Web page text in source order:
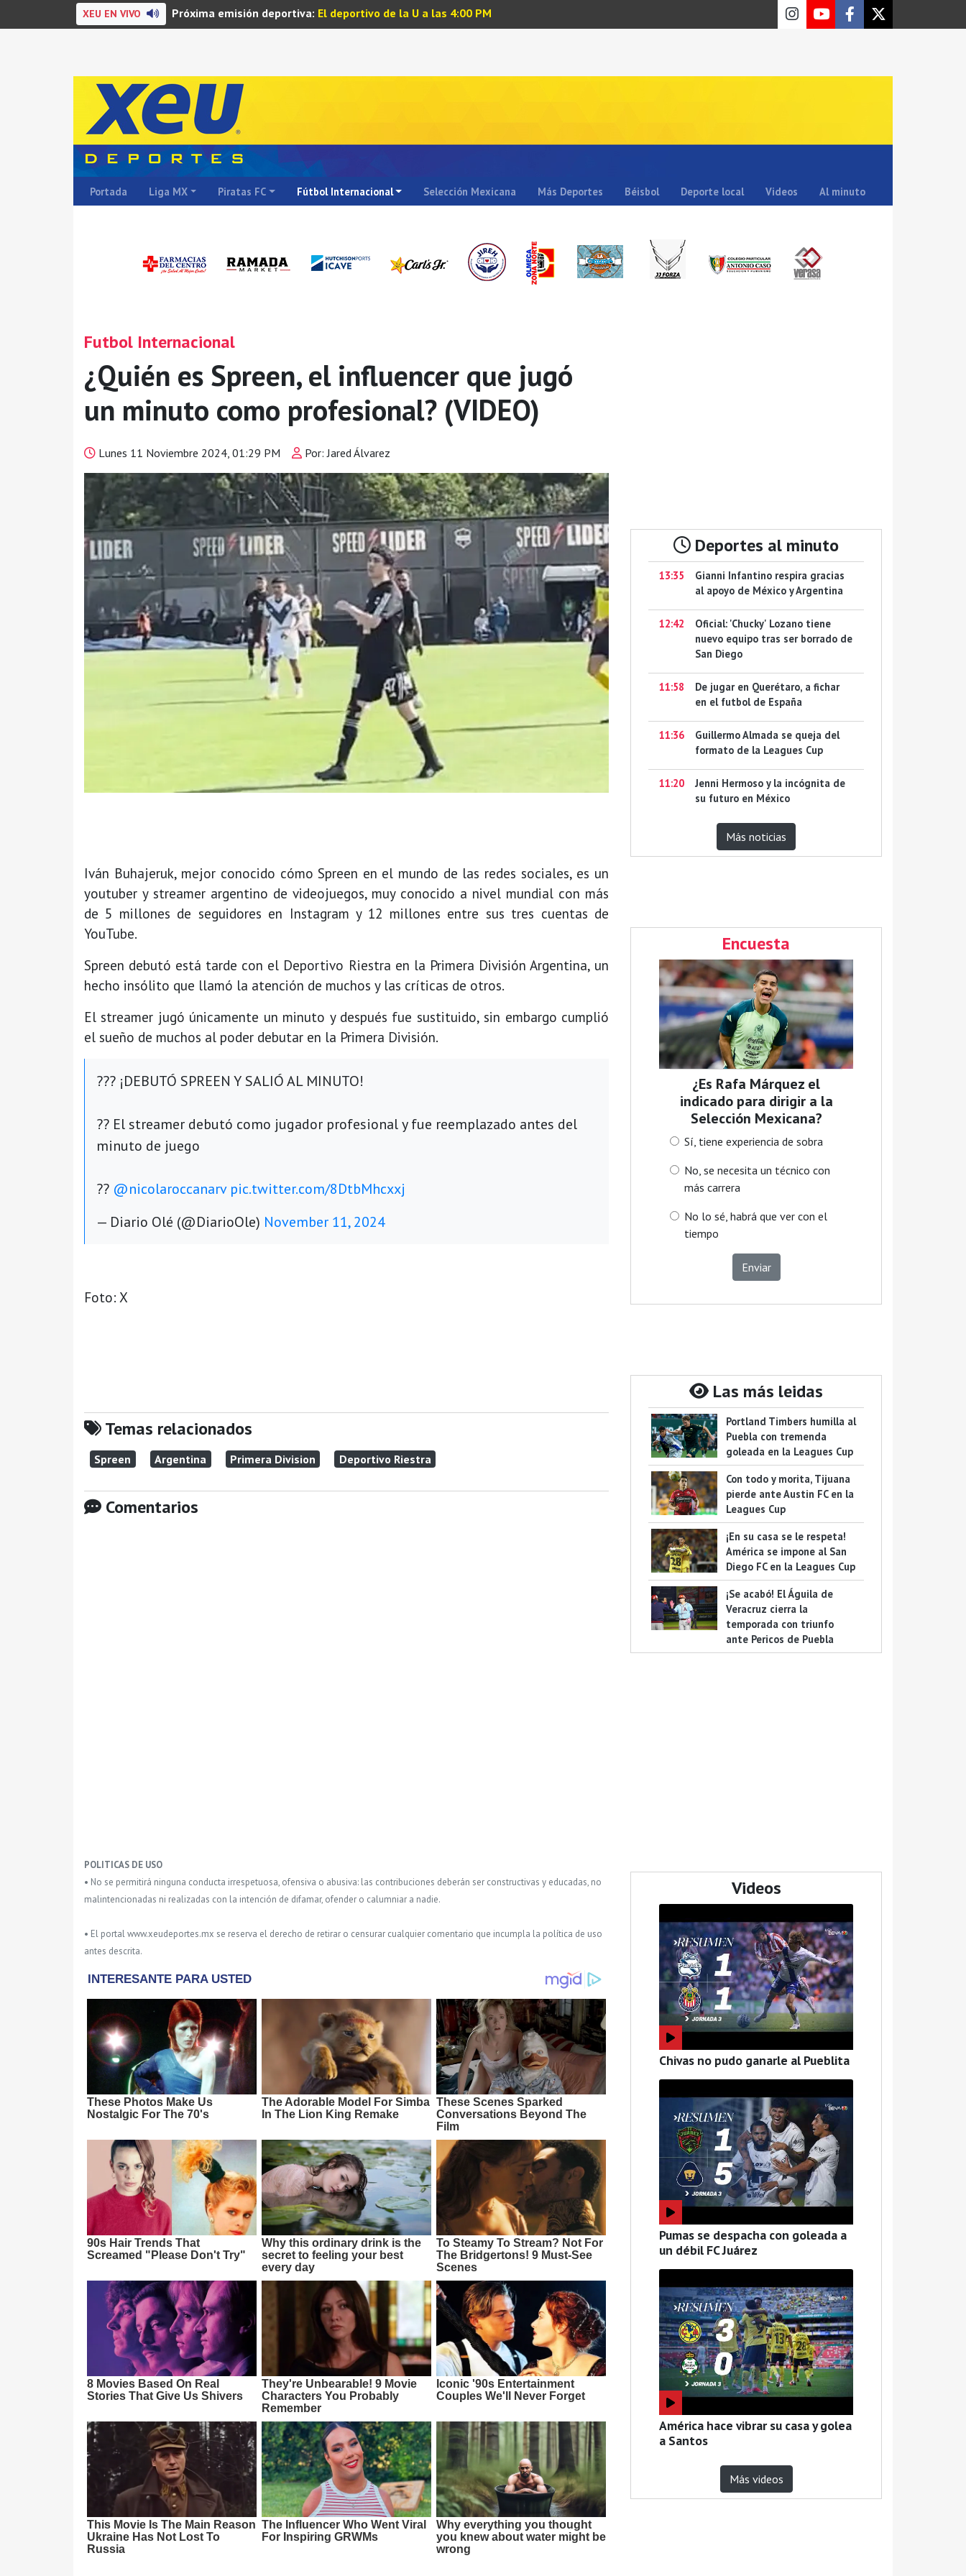
XEU EN VIVO Próxima emisión deportiva: El deportivo de la U a las 4:00 PM
Portada Liga MX Piratas FC Fútbol Internacional Selección Mexicana Más Deportes Béisbol Deporte local Videos Al minuto
Futbol Internacional
¿Quién es Spreen, el influencer que jugó
un minuto como profesional? (VIDEO)
Lunes 11 Noviembre 2024, 01:29 PM Por: Jared Álvarez
Iván Buhajeruk, mejor conocido cómo Spreen en el mundo de las redes sociales, es un
youtuber y streamer argentino de videojuegos, muy conocido a nivel mundial con más
de 5 millones de seguidores en Instagram y 12 millones entre sus tres cuentas de
YouTube.
Spreen debutó está tarde con el Deportivo Riestra en la Primera División Argentina, un
hecho insólito que llamó la atención de muchos y las críticas de otros.
El streamer jugó únicamente un minuto y después fue sustituido, sin embargo cumplió
el sueño de muchos al poder debutar en la Primera División.
??? ¡DEBUTÓ SPREEN Y SALIÓ AL MINUTO!
?? El streamer debutó como jugador profesional y fue reemplazado antes del
minuto de juego
?? @nicolaroccanarv pic.twitter.com/8DtbMhcxxj
— Diario Olé (@DiarioOle) November 11, 2024
Foto: X
Temas relacionados
Spreen Argentina Primera Division Deportivo Riestra
Comentarios
POLITICAS DE USO
• No se permitirá ninguna conducta irrespetuosa, ofensiva o abusiva: las contribuciones deberán ser constructivas y educadas, no
malintencionadas ni realizadas con la intención de difamar, ofender o calumniar a nadie.
• El portal www.xeudeportes.mx se reserva el derecho de retirar o censurar cualquier comentario que incumpla la política de uso
antes descrita.
Deportes al minuto
13:35
Gianni Infantino respira gracias
al apoyo de México y Argentina
12:42
Oficial: 'Chucky' Lozano tiene
nuevo equipo tras ser borrado de
San Diego
11:58
De jugar en Querétaro, a fichar
en el futbol de España
11:36
Guillermo Almada se queja del
formato de la Leagues Cup
11:20
Jenni Hermoso y la incógnita de
su futuro en México
Más noticias
Encuesta
¿Es Rafa Márquez el
indicado para dirigir a la
Selección Mexicana?
Sí, tiene experiencia de sobra
No, se necesita un técnico con
más carrera
No lo sé, habrá que ver con el
tiempo
Enviar
Las más leidas
Portland Timbers humilla al
Puebla con tremenda
goleada en la Leagues Cup
Con todo y morita, Tijuana
pierde ante Austin FC en la
Leagues Cup
¡En su casa se le respeta!
América se impone al San
Diego FC en la Leagues Cup
¡Se acabó! El Águila de
Veracruz cierra la
temporada con triunfo
ante Pericos de Puebla
Videos
Chivas no pudo ganarle al Pueblita
Pumas se despacha con goleada a
un débil FC Juárez
América hace vibrar su casa y golea
a Santos
Más videos